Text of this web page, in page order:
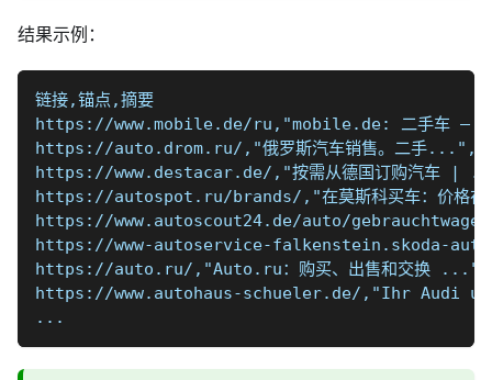
结果示例：
链接,锚点,摘要
https://www.mobile.de/ru,"mobile.de: 二手车 — 广告
https://auto.drom.ru/,"俄罗斯汽车销售。二手...","775
https://www.destacar.de/,"按需从德国订购汽车 |
https://autospot.ru/brands/,"在莫斯科买车：价格在
https://www.autoscout24.de/auto/
https://www-autoservice-falkenstein.skoda-
https://auto.ru/,"Auto.ru：购买、出售和交换 ...","本网
https://www.autohaus-schueler.de/,"Ihr Audi
...